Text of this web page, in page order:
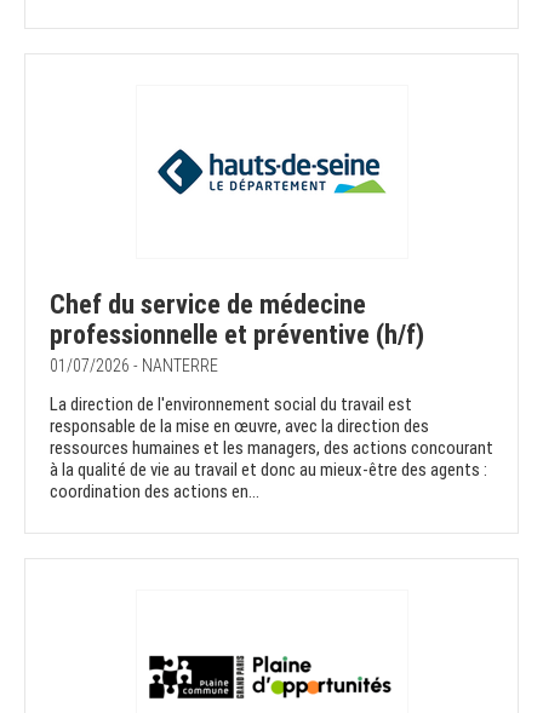
Chef du service de médecine
professionnelle et préventive (h/f)
01/07/2026 - NANTERRE
La direction de l'environnement social du travail est
responsable de la mise en œuvre, avec la direction des
ressources humaines et les managers, des actions concourant
à la qualité de vie au travail et donc au mieux-être des agents :
coordination des actions en...